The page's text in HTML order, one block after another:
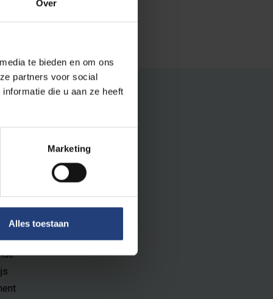
Over
te bieden en om ons
partners voor social
die u aan ze heeft
Marketing
Alles toestaan